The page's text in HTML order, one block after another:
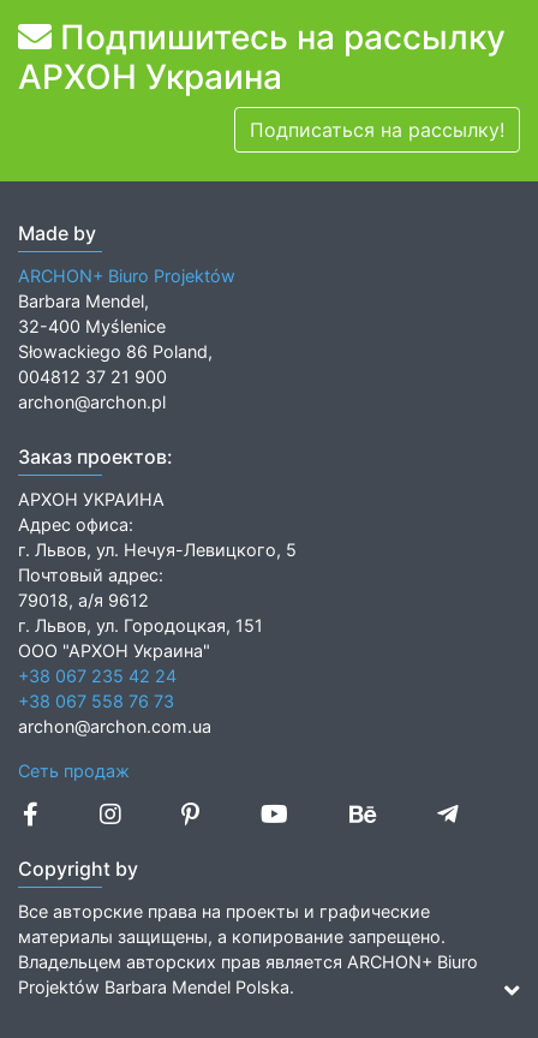
Подпишитесь на рассылку
АРХОН Украина
Подписаться на рассылку!
Made by
ARCHON+ Biuro Projektów
Barbara Mendel,
32-400 Myślenice
Słowackiego 86 Poland,
004812 37 21 900
archon@archon.pl
Заказ проектов:
АРХОН УКРАИНА
Адрес офиса:
г. Львов, ул. Нечуя-Левицкого, 5
Почтовый адрес:
79018, а/я 9612
г. Львов, ул. Городоцкая, 151
ООО "АРХОН Украина"
+38 067 235 42 24
+38 067 558 76 73
archon@archon.com.ua
Сеть продаж
Copyright by
Все авторские права на проекты и графические
материалы защищены, а копирование запрещено.
Владельцем авторских прав является ARCHON+ Biuro
Projektów Barbara Mendel Polska.